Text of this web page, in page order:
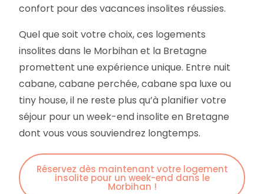
confort pour des vacances insolites réussies.
Quel que soit votre choix, ces logements
insolites dans le Morbihan et la Bretagne
promettent une expérience unique. Entre nuit
cabane, cabane perchée, cabane spa luxe ou
tiny house, il ne reste plus qu’à planifier votre
séjour pour un week-end insolite en Bretagne
dont vous vous souviendrez longtemps.
Réservez dès maintenant votre logement
insolite pour un week-end dans le
Morbihan !